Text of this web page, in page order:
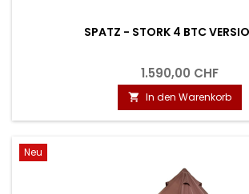
SPATZ - STORK 4 BTC
1.590,00 CHF
 In den Warenkorb
Neu